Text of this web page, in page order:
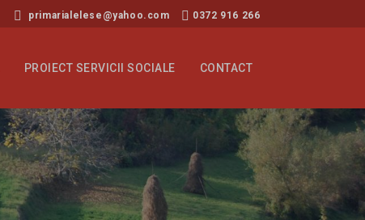
primarialelese@yahoo.com 0372 916 266
PROIECT SERVICII SOCIALE CONTACT